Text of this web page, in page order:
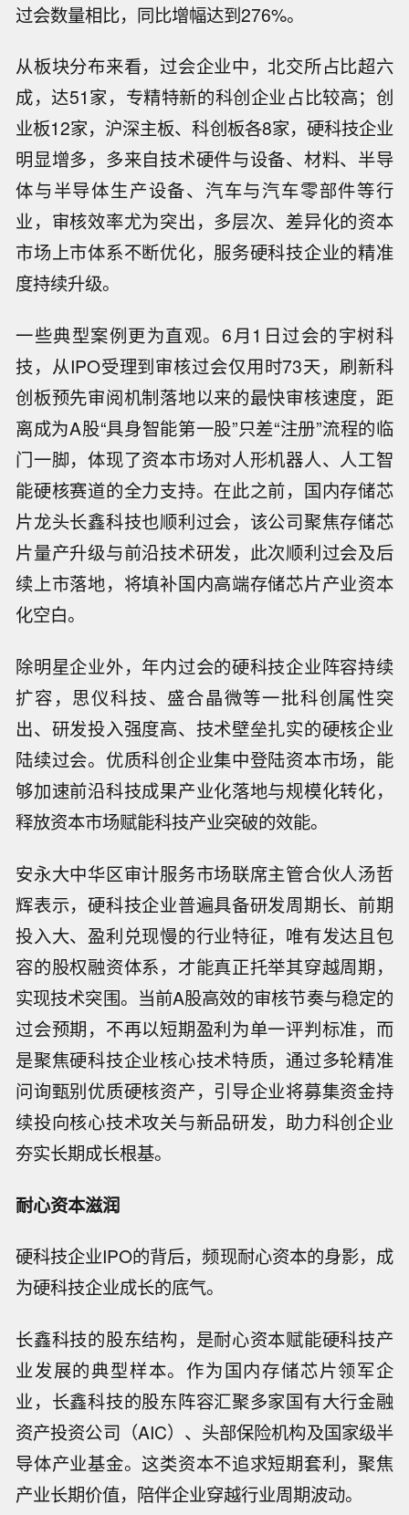
过会数量相比，同比增幅达到276%。
从板块分布来看，过会企业中，北交所占比超六
成，达51家，专精特新的科创企业占比较高；创
业板12家，沪深主板、科创板各8家，硬科技企业
明显增多，多来自技术硬件与设备、材料、半导
体与半导体生产设备、汽车与汽车零部件等行
业，审核效率尤为突出，多层次、差异化的资本
市场上市体系不断优化，服务硬科技企业的精准
度持续升级。
一些典型案例更为直观。6月1日过会的宇树科
技，从IPO受理到审核过会仅用时73天，刷新科
创板预先审阅机制落地以来的最快审核速度，距
离成为A股“具身智能第一股”只差“注册”流程的临
门一脚，体现了资本市场对人形机器人、人工智
能硬核赛道的全力支持。在此之前，国内存储芯
片龙头长鑫科技也顺利过会，该公司聚焦存储芯
片量产升级与前沿技术研发，此次顺利过会及后
续上市落地，将填补国内高端存储芯片产业资本
化空白。
除明星企业外，年内过会的硬科技企业阵容持续
扩容，思仪科技、盛合晶微等一批科创属性突
出、研发投入强度高、技术壁垒扎实的硬核企业
陆续过会。优质科创企业集中登陆资本市场，能
够加速前沿科技成果产业化落地与规模化转化，
释放资本市场赋能科技产业突破的效能。
安永大中华区审计服务市场联席主管合伙人汤哲
辉表示，硬科技企业普遍具备研发周期长、前期
投入大、盈利兑现慢的行业特征，唯有发达且包
容的股权融资体系，才能真正托举其穿越周期，
实现技术突围。当前A股高效的审核节奏与稳定的
过会预期，不再以短期盈利为单一评判标准，而
是聚焦硬科技企业核心技术特质，通过多轮精准
问询甄别优质硬核资产，引导企业将募集资金持
续投向核心技术攻关与新品研发，助力科创企业
夯实长期成长根基。
耐心资本滋润
硬科技企业IPO的背后，频现耐心资本的身影，成
为硬科技企业成长的底气。
长鑫科技的股东结构，是耐心资本赋能硬科技产
业发展的典型样本。作为国内存储芯片领军企
业，长鑫科技的股东阵容汇聚多家国有大行金融
资产投资公司（AIC）、头部保险机构及国家级半
导体产业基金。这类资本不追求短期套利，聚焦
产业长期价值，陪伴企业穿越行业周期波动。